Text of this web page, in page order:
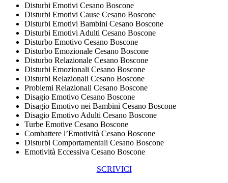
Disturbi Emotivi Cesano Boscone
Disturbi Emotivi Cause Cesano Boscone
Disturbi Emotivi Bambini Cesano Boscone
Disturbi Emotivi Adulti Cesano Boscone
Disturbo Emotivo Cesano Boscone
Disturbo Emozionale Cesano Boscone
Disturbo Relazionale Cesano Boscone
Disturbi Emozionali Cesano Boscone
Disturbi Relazionali Cesano Boscone
Problemi Relazionali Cesano Boscone
Disagio Emotivo Cesano Boscone
Disagio Emotivo nei Bambini Cesano Boscone
Disagio Emotivo Adulti Cesano Boscone
Turbe Emotive Cesano Boscone
Combattere l’Emotività Cesano Boscone
Disturbi Comportamentali Cesano Boscone
Emotività Eccessiva Cesano Boscone
SCRIVICI